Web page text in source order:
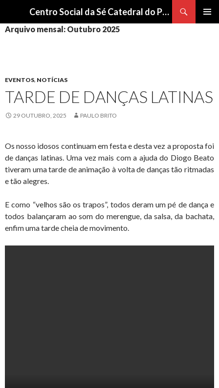
Centro Social da Sé Catedral do Porto
PARA
Arquivo mensal: Outubro 2025
EVENTOS, NOTÍCIAS
TARDE DE DANÇAS LATINAS
29 OUTUBRO, 2025 PAULO BRITO
Os nosso idosos continuam em festa e desta vez a proposta foi
de danças latinas. Uma vez mais com a ajuda do Diogo Beato
tiveram uma tarde de animação à volta de danças tão ritmadas
e tão alegres.
E como “velhos são os trapos”, todos deram um pé de dança e
todos balançaram ao som do merengue, da salsa, da bachata,
enfim uma tarde cheia de movimento.